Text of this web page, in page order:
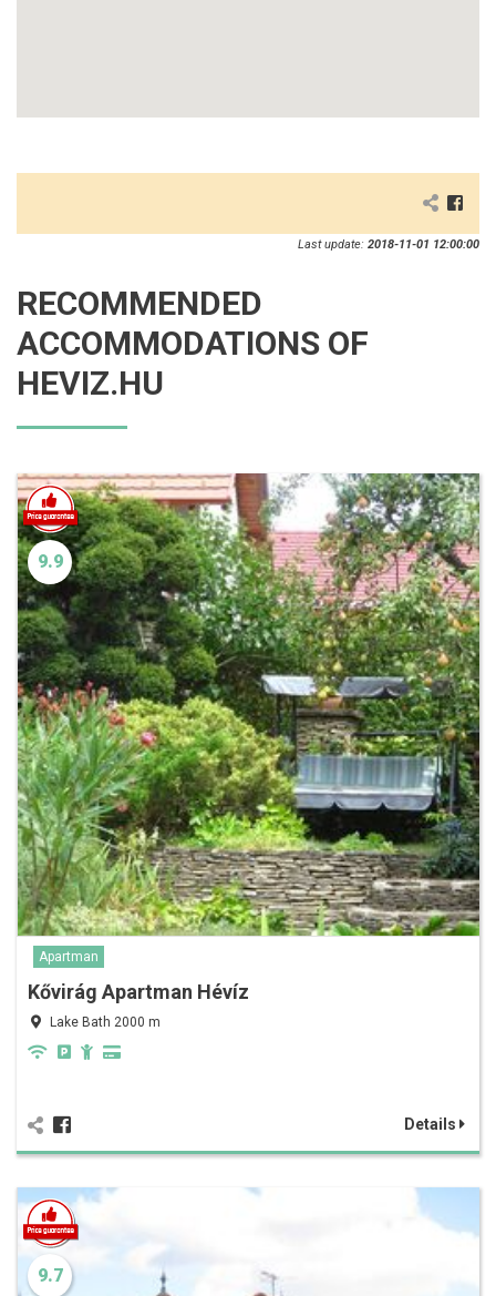
Last update: 2018-11-01 12:00:00
RECOMMENDED
ACCOMMODATIONS OF
HEVIZ.HU
9.9
Apartman
Kővirág Apartman Hévíz
Lake Bath 2000 m
Details
9.7